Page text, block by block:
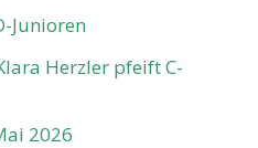
Junioren
Herzler pfeift C-
2026